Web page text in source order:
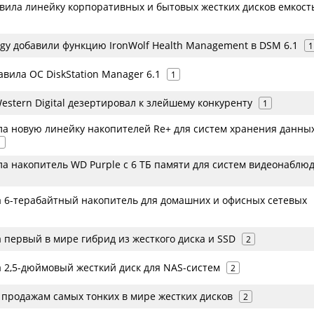
линейку корпоративных и бытовых жестких дисков
добавили функцию IronWolf Health Management в DSM 6.1 1
ОС DiskStation Manager 6.1 1
Digital дезертировал к злейшему конкуренту 1
новую линейку накопителей Re+ для систем хранения
накопитель WD Purple с 6 ТБ памяти для систем
6-терабайтный накопитель для домашних и офисных сетевых
первый в мире гибрид из жесткого диска и SSD 2
2,5-дюймовый жесткий диск для NAS-систем 2
самых тонких в мире жестких дисков 2